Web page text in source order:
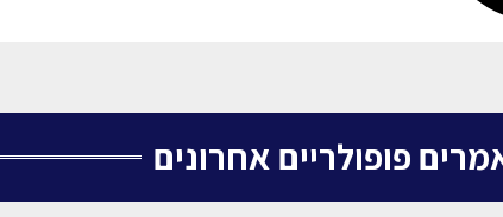
פופולריים אחרונים